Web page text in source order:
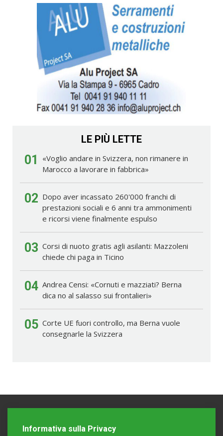
LE PIÙ LETTE
01
«Voglio andare in Svizzera, non rimanere in
Marocco a lavorare in fabbrica»
02 Dopo aver incassato 260'000 franchi di
prestazioni sociali e 6 anni tra ammonimenti
e ricorsi viene finalmente espulso
03 Corsi di nuoto gratis agli asilanti: Mazzoleni
chiede chi paga in Ticino
04 Andrea Censi: «Cornuti e mazziati? Berna
dica no al salasso sui frontalieri»
05 Corte UE fuori controllo, ma Berna vuole
consegnarle la Svizzera
Informativa sulla Privacy